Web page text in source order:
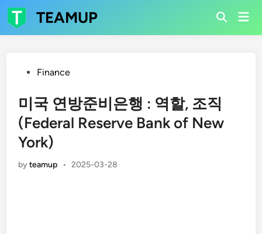
Skip
to
content
TEAMUP
Open
PostedFinance
미국 연방준비은행 : 역할, 조직
(Federal Reserve Bank of New
York)
byteamup • 2025-03-28